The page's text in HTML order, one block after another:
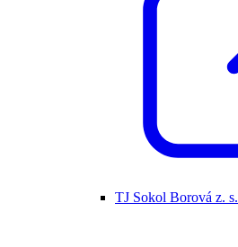
TJ Sokol Borová z. s.